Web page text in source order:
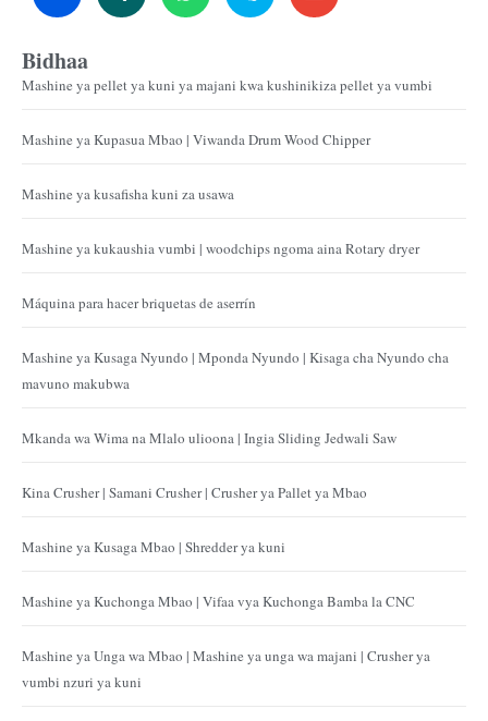
Bidhaa
Mashine ya pellet ya kuni ya majani kwa kushinikiza pellet ya vumbi
Mashine ya Kupasua Mbao | Viwanda Drum Wood Chipper
Mashine ya kusafisha kuni za usawa
Mashine ya kukaushia vumbi | woodchips ngoma aina Rotary dryer
Máquina para hacer briquetas de aserrín
Mashine ya Kusaga Nyundo | Mponda Nyundo | Kisaga cha Nyundo cha
mavuno makubwa
Mkanda wa Wima na Mlalo ulioona | Ingia Sliding Jedwali Saw
Kina Crusher | Samani Crusher | Crusher ya Pallet ya Mbao
Mashine ya Kusaga Mbao | Shredder ya kuni
Mashine ya Kuchonga Mbao | Vifaa vya Kuchonga Bamba la CNC
Mashine ya Unga wa Mbao | Mashine ya unga wa majani | Crusher ya
vumbi nzuri ya kuni